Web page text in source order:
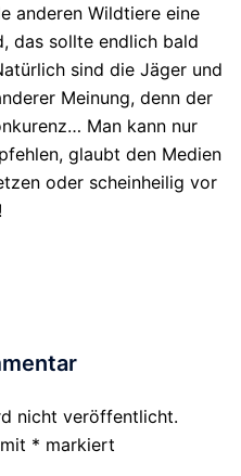
anderen Wildtiere eine
das sollte endlich bald
sind die Jäger und
Meinung, denn der
Man kann nur
glaubt den Medien
oder scheinheilig vor
nicht veröffentlicht.
* markiert